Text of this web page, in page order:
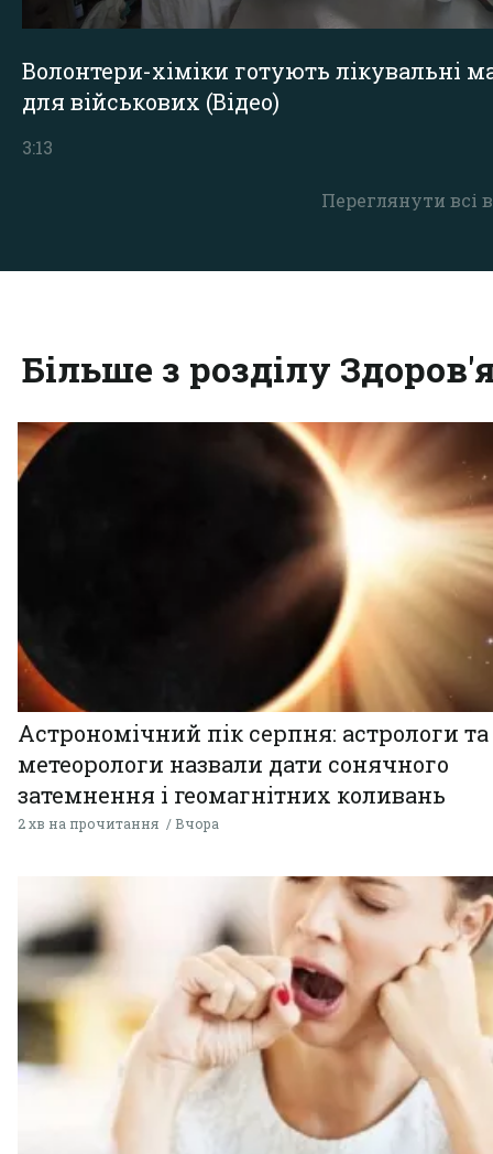
Переглянути всі
Волонтери-хіміки готують лікувальні
для військових (Відео)
3:13
Більше з розділу
Астрономічний пік серпня: астрологи та
метеорологи назвали дати сонячного
затемнення і геомагнітних коливань
2 хв на прочитання Вчора